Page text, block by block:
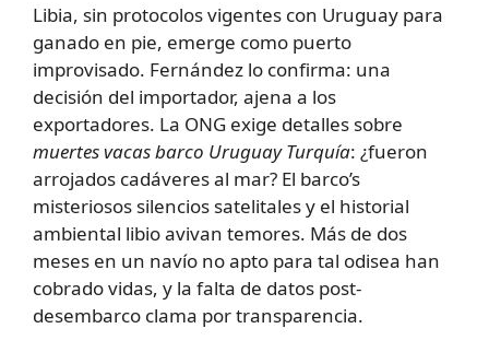
Libia, sin protocolos vigentes con Uruguay para
ganado en pie, emerge como puerto
improvisado. Fernández lo confirma: una
decisión del importador, ajena a los
exportadores. La ONG exige detalles sobre
muertes vacas barco Uruguay Turquía: ¿fueron
arrojados cadáveres al mar? El barco’s
misteriosos silencios satelitales y el historial
ambiental libio avivan temores. Más de dos
meses en un navío no apto para tal odisea han
cobrado vidas, y la falta de datos post-
desembarco clama por transparencia.